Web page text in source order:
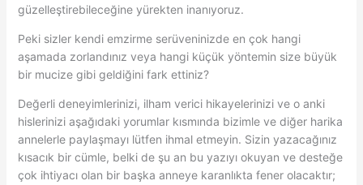
güzelleştirebileceğine yürekten inanıyoruz.
Peki sizler kendi emzirme serüveninizde en çok hangi
aşamada zorlandınız veya hangi küçük yöntemin size büyük
bir mucize gibi geldiğini fark ettiniz?
Değerli deneyimlerinizi, ilham verici hikayelerinizi ve o anki
hislerinizi aşağıdaki yorumlar kısmında bizimle ve diğer harika
annelerle paylaşmayı lütfen ihmal etmeyin. Sizin yazacağınız
kısacık bir cümle, belki de şu an bu yazıyı okuyan ve desteğe
çok ihtiyacı olan bir başka anneye karanlıkta fener olacaktır;